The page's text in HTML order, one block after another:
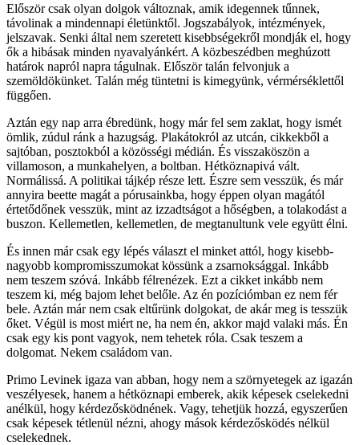
Először csak olyan dolgok változnak, amik idegennek tűnnek,
távolinak a mindennapi életünktől. Jogszabályok, intézmények,
jelszavak. Senki által nem szeretett kisebbségekről mondják el, hogy
ők a hibásak minden nyavalyánkért. A közbeszédben meghúzott
határok napról napra tágulnak. Először talán felvonjuk a
szemöldökünket. Talán még tüntetni is kimegyünk, vérmérséklettől
függően.
Aztán egy nap arra ébredünk, hogy már fel sem zaklat, hogy ismét
ömlik, zúdul ránk a hazugság. Plakátokról az utcán, cikkekből a
sajtóban, posztokból a közösségi médián. És visszaköszön a
villamoson, a munkahelyen, a boltban. Hétköznapivá vált.
Normálissá. A politikai tájkép része lett. Észre sem vesszük, és már
annyira beette magát a pórusainkba, hogy éppen olyan magától
értetődőnek vesszük, mint az izzadtságot a hőségben, a tolakodást a
buszon. Kellemetlen, kellemetlen, de megtanultunk vele együtt élni.
És innen már csak egy lépés választ el minket attól, hogy kisebb-
nagyobb kompromisszumokat kössünk a zsarnoksággal. Inkább
nem teszem szóvá. Inkább félrenézek. Ezt a cikket inkább nem
teszem ki, még bajom lehet belőle. Az én pozíciómban ez nem fér
bele. Aztán már nem csak eltűrünk dolgokat, de akár meg is tesszük
őket. Végül is most miért ne, ha nem én, akkor majd valaki más. Én
csak egy kis pont vagyok, nem tehetek róla. Csak teszem a
dolgomat. Nekem családom van.
Primo Levinek igaza van abban, hogy nem a szörnyetegek az igazán
veszélyesek, hanem a hétköznapi emberek, akik képesek cselekedni
anélkül, hogy kérdezősködnének. Vagy, tehetjük hozzá, egyszerűen
csak képesek tétlenül nézni, ahogy mások kérdezősködés nélkül
cselekednek.